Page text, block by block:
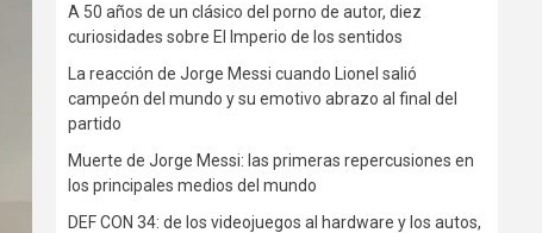
A 50 años de un clásico del porno de autor, diez
curiosidades sobre El Imperio de los sentidos
La reacción de Jorge Messi cuando Lionel salió
campeón del mundo y su emotivo abrazo al final del
partido
Muerte de Jorge Messi: las primeras repercusiones en
los principales medios del mundo
DEF CON 34: de los videojuegos al hardware y los autos,